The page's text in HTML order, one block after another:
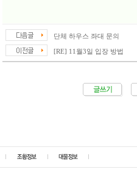
단체 하우스 좌대 문의
[RE] 11월3일 입장 방법